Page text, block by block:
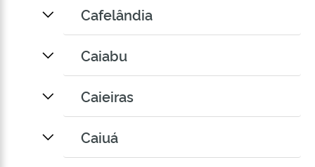
Cafelândia
Caiabu
Caieiras
Caiuá